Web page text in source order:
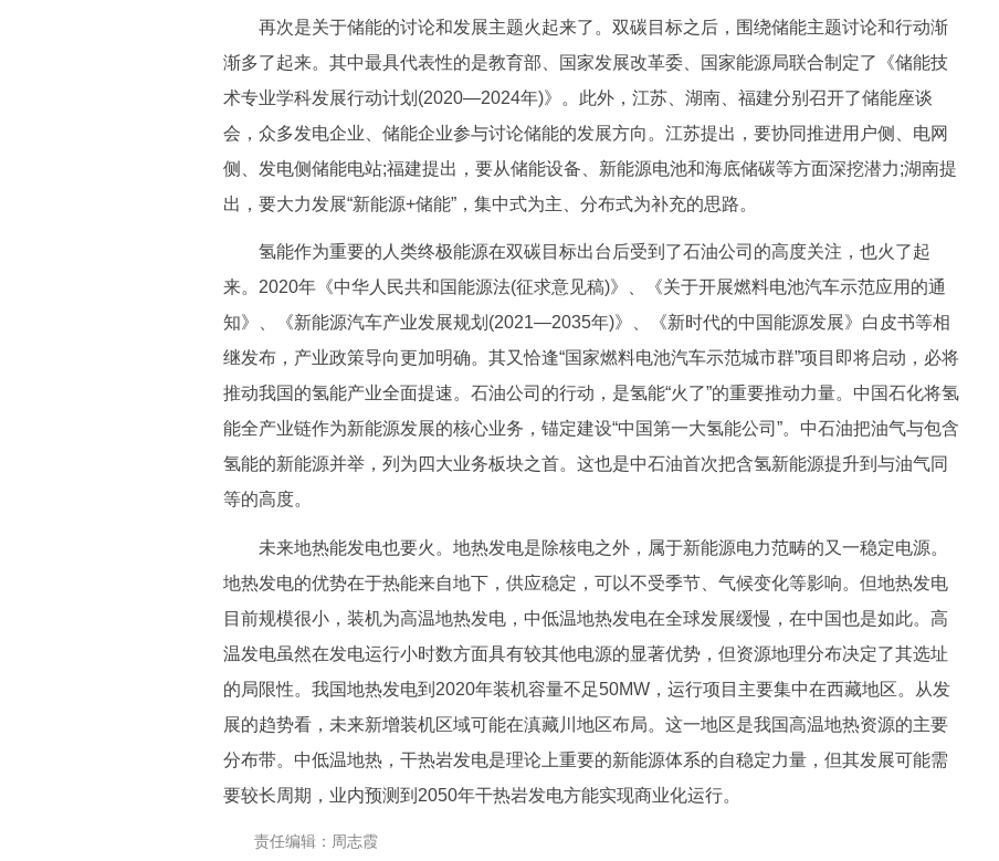
再次是关于储能的讨论和发展主题火起来了。双碳目标之后，围绕储能主题讨论和行动渐
渐多了起来。其中最具代表性的是教育部、国家发展改革委、国家能源局联合制定了《储能技
术专业学科发展行动计划(2020—2024年)》。此外，江苏、湖南、福建分别召开了储能座谈
会，众多发电企业、储能企业参与讨论储能的发展方向。江苏提出，要协同推进用户侧、电网
侧、发电侧储能电站;福建提出，要从储能设备、新能源电池和海底储碳等方面深挖潜力;湖南提
出，要大力发展“新能源+储能”，集中式为主、分布式为补充的思路。
氢能作为重要的人类终极能源在双碳目标出台后受到了石油公司的高度关注，也火了起
来。2020年《中华人民共和国能源法(征求意见稿)》、《关于开展燃料电池汽车示范应用的通
知》、《新能源汽车产业发展规划(2021—2035年)》、《新时代的中国能源发展》白皮书等相
继发布，产业政策导向更加明确。其又恰逢“国家燃料电池汽车示范城市群”项目即将启动，必将
推动我国的氢能产业全面提速。石油公司的行动，是氢能“火了”的重要推动力量。中国石化将氢
能全产业链作为新能源发展的核心业务，锚定建设“中国第一大氢能公司”。中石油把油气与包含
氢能的新能源并举，列为四大业务板块之首。这也是中石油首次把含氢新能源提升到与油气同
等的高度。
未来地热能发电也要火。地热发电是除核电之外，属于新能源电力范畴的又一稳定电源。
地热发电的优势在于热能来自地下，供应稳定，可以不受季节、气候变化等影响。但地热发电
目前规模很小，装机为高温地热发电，中低温地热发电在全球发展缓慢，在中国也是如此。高
温发电虽然在发电运行小时数方面具有较其他电源的显著优势，但资源地理分布决定了其选址
的局限性。我国地热发电到2020年装机容量不足50MW，运行项目主要集中在西藏地区。从发
展的趋势看，未来新增装机区域可能在滇藏川地区布局。这一地区是我国高温地热资源的主要
分布带。中低温地热，干热岩发电是理论上重要的新能源体系的自稳定力量，但其发展可能需
要较长周期，业内预测到2050年干热岩发电方能实现商业化运行。
责任编辑：周志霞